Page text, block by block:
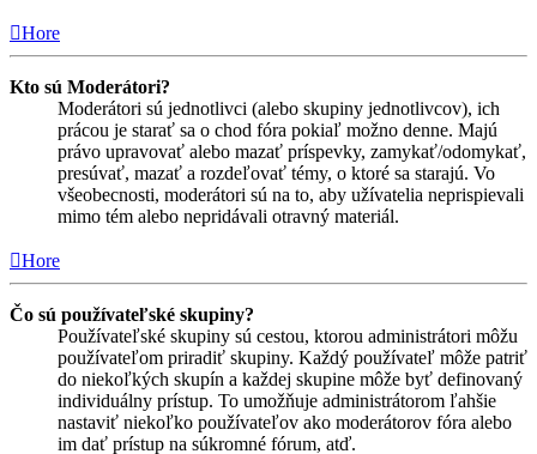
Hore
Kto sú Moderátori?
Moderátori sú jednotlivci (alebo skupiny jednotlivcov), ich
prácou je starať sa o chod fóra pokiaľ možno denne. Majú
právo upravovať alebo mazať príspevky, zamykať/odomykať,
presúvať, mazať a rozdeľovať témy, o ktoré sa starajú. Vo
všeobecnosti, moderátori sú na to, aby užívatelia neprispievali
mimo tém alebo nepridávali otravný materiál.
Hore
Čo sú používateľské skupiny?
Používateľské skupiny sú cestou, ktorou administrátori môžu
používateľom priradiť skupiny. Každý používateľ môže patriť
do niekoľkých skupín a každej skupine môže byť definovaný
individuálny prístup. To umožňuje administrátorom ľahšie
nastaviť niekoľko používateľov ako moderátorov fóra alebo
im dať prístup na súkromné fórum, atď.